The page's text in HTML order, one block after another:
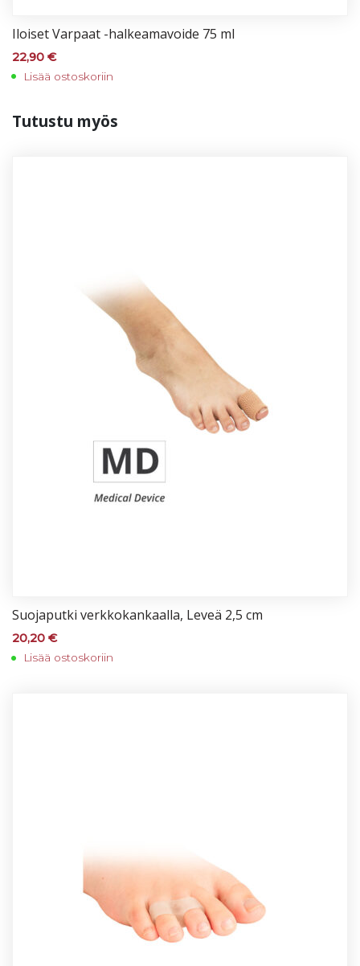
Iloi­set Var­paat -hal­kea­ma­voi­de 75 ml
22,90 €
Lisää ostoskoriin
Tu­tus­tu myös
Suo­ja­put­ki verk­ko­kan­kaal­la, Le­veä 2,5 cm
20,20 €
Lisää ostoskoriin